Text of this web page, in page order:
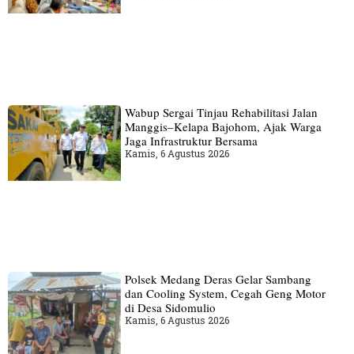
Wabup Sergai Tinjau Rehabilitasi Jalan
Manggis–Kelapa Bajohom, Ajak Warga
Jaga Infrastruktur Bersama
Kamis, 6 Agustus 2026
Polsek Medang Deras Gelar Sambang
dan Cooling System, Cegah Geng Motor
di Desa Sidomulio
Kamis, 6 Agustus 2026